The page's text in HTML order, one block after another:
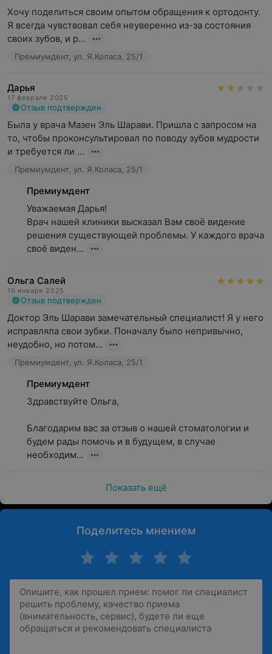
Хочу поделиться своим опытом обращения к ортодонту.
Я всегда чувствовал себя неуверенно из-за состояния
своих зубов, и р...
Премиумдент, ул. Я.Коласа, 25/1
Дарья
17 февраля 2025
Отзыв подтвержден
Была у врача Мазен Эль Шарави. Пришла с запросом на
то, чтобы проконсультировал по поводу зубов мудрости
и требуется ли ...
Премиумдент, ул. Я.Коласа, 25/1
Премиумдент
Уважаемая Дарья!
Врач нашей клиники высказал Вам своё видение
решения существующей проблемы. У каждого врача
своё виден...
Ольга Салей
19 января 2025
Отзыв подтвержден
Доктор Эль Шарави замечательный специалист! Я у него
исправляла свои зубки. Поначалу было непривычно,
неудобно, но потом...
Премиумдент, ул. Я.Коласа, 25/1
Премиумдент
Здравствуйте Ольга,
Благодарим вас за отзыв о нашей стоматологии и
будем рады помочь и в будущем, в случае
необходим...
Показать ещё
Поделитесь мнением